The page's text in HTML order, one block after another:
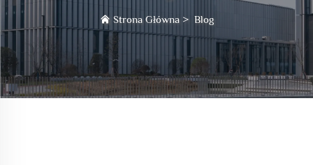
Strona Główna> Blog